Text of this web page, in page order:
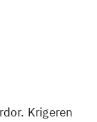
Krigeren